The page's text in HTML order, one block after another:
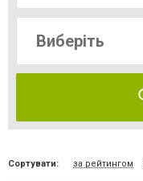
Сортувати: за рейтингом